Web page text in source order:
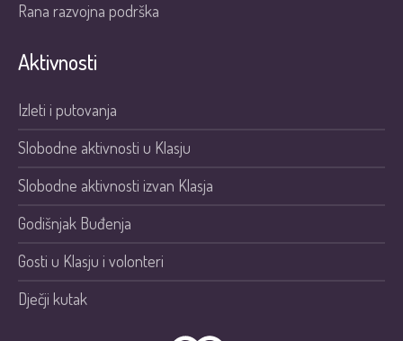
Rana razvojna podrška
Aktivnosti
Izleti i putovanja
Slobodne aktivnosti u Klasju
Slobodne aktivnosti izvan Klasja
Godišnjak Buđenja
Gosti u Klasju i volonteri
Dječji kutak